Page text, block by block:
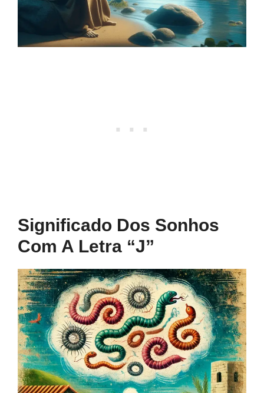
Significado Dos Sonhos
Com A Letra “j”